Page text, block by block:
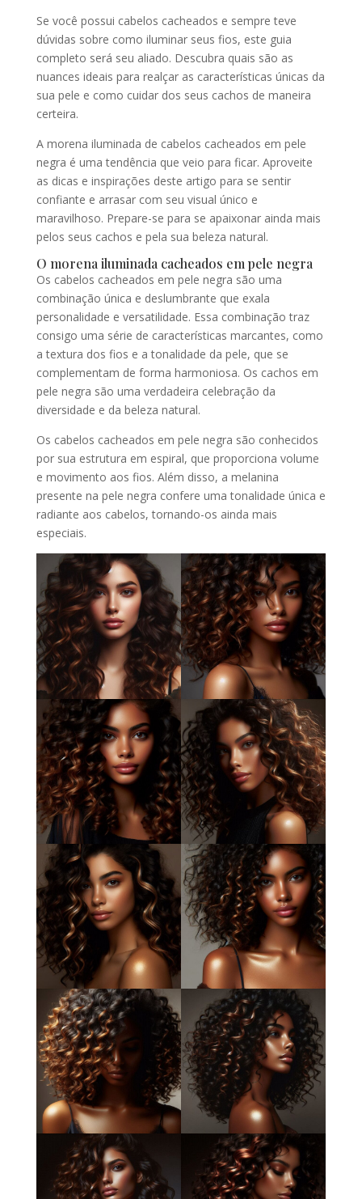
Se você possui cabelos cacheados e sempre teve
dúvidas sobre como iluminar seus fios, este guia
completo será seu aliado. Descubra quais são as
nuances ideais para realçar as características únicas da
sua pele e como cuidar dos seus cachos de maneira
certeira.
A morena iluminada de cabelos cacheados em pele
negra é uma tendência que veio para ficar. Aproveite
as dicas e inspirações deste artigo para se sentir
confiante e arrasar com seu visual único e
maravilhoso. Prepare-se para se apaixonar ainda mais
pelos seus cachos e pela sua beleza natural.
O morena iluminada cacheados em pele negra
Os cabelos cacheados em pele negra são uma
combinação única e deslumbrante que exala
personalidade e versatilidade. Essa combinação traz
consigo uma série de características marcantes, como
a textura dos fios e a tonalidade da pele, que se
complementam de forma harmoniosa. Os cachos em
pele negra são uma verdadeira celebração da
diversidade e da beleza natural.
Os cabelos cacheados em pele negra são conhecidos
por sua estrutura em espiral, que proporciona volume
e movimento aos fios. Além disso, a melanina
presente na pele negra confere uma tonalidade única e
radiante aos cabelos, tornando-os ainda mais
especiais.